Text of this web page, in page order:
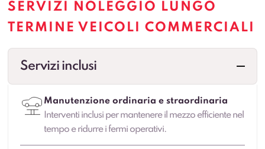
SERVIZI NOLEGGIO LUNGO
TERMINE VEICOLI COMMERCIALI
Servizi inclusi
Manutenzione ordinaria e straordinaria
Interventi inclusi per mantenere il mezzo efficiente nel
tempo e ridurre i fermi operativi.